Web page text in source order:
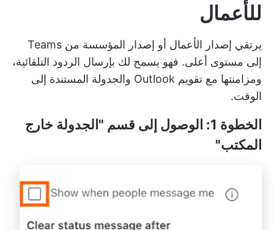
للأعمال
يرتقي إصدار الأعمال أو إصدار المؤسسة من Teams
إلى مستوى أعلى. فهو يسمح لك بإرسال الردود التلقائية،
ومزامنتها مع تقويم Outlook والجدولة المستندة إلى
الوقت.
الخطوة 1: الوصول إلى قسم "الجدولة خارج
المكتب"